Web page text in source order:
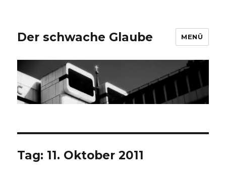
Der schwache Glaube MENÜ
Tag: 11. Oktober 2011